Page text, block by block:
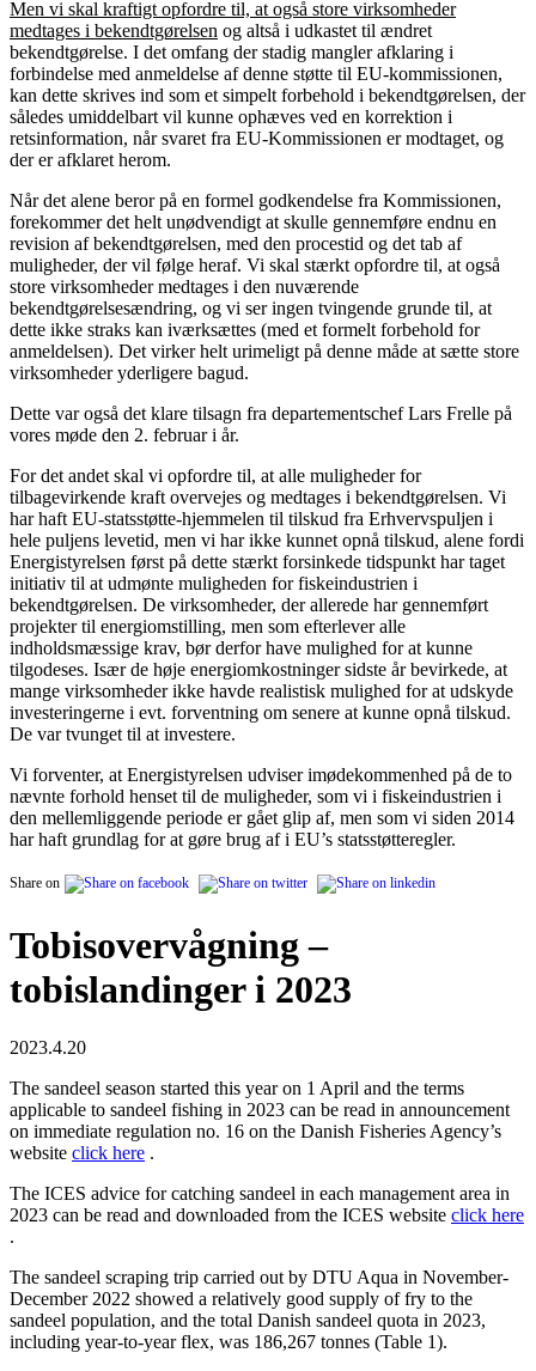
Men vi skal kraftigt opfordre til, at også store virksomheder
medtages i bekendtgørelsen og altså i udkastet til ændret
bekendtgørelse. I det omfang der stadig mangler afklaring i
forbindelse med anmeldelse af denne støtte til EU-kommissionen,
kan dette skrives ind som et simpelt forbehold i bekendtgørelsen, der
således umiddelbart vil kunne ophæves ved en korrektion i
retsinformation, når svaret fra EU-Kommissionen er modtaget, og
der er afklaret herom.
Når det alene beror på en formel godkendelse fra Kommissionen,
forekommer det helt unødvendigt at skulle gennemføre endnu en
revision af bekendtgørelsen, med den procestid og det tab af
muligheder, der vil følge heraf. Vi skal stærkt opfordre til, at også
store virksomheder medtages i den nuværende
bekendtgørelsesændring, og vi ser ingen tvingende grunde til, at
dette ikke straks kan iværksættes (med et formelt forbehold for
anmeldelsen). Det virker helt urimeligt på denne måde at sætte store
virksomheder yderligere bagud.
Dette var også det klare tilsagn fra departementschef Lars Frelle på
vores møde den 2. februar i år.
For det andet skal vi opfordre til, at alle muligheder for
tilbagevirkende kraft overvejes og medtages i bekendtgørelsen. Vi
har haft EU-statsstøtte-hjemmelen til tilskud fra Erhvervspuljen i
hele puljens levetid, men vi har ikke kunnet opnå tilskud, alene fordi
Energistyrelsen først på dette stærkt forsinkede tidspunkt har taget
initiativ til at udmønte muligheden for fiskeindustrien i
bekendtgørelsen. De virksomheder, der allerede har gennemført
projekter til energiomstilling, men som efterlever alle
indholdsmæssige krav, bør derfor have mulighed for at kunne
tilgodeses. Især de høje energiomkostninger sidste år bevirkede, at
mange virksomheder ikke havde realistisk mulighed for at udskyde
investeringerne i evt. forventning om senere at kunne opnå tilskud.
De var tvunget til at investere.
Vi forventer, at Energistyrelsen udviser imødekommenhed på de to
nævnte forhold henset til de muligheder, som vi i fiskeindustrien i
den mellemliggende periode er gået glip af, men som vi siden 2014
har haft grundlag for at gøre brug af i EU’s statsstøtteregler.
Share on
Tobisovervågning –
tobislandinger i 2023
2023.4.20
The sandeel season started this year on 1 April and the terms
applicable to sandeel fishing in 2023 can be read in announcement
on immediate regulation no. 16 on the Danish Fisheries Agency’s
website click here .
The ICES advice for catching sandeel in each management area in
2023 can be read and downloaded from the ICES website click here
.
The sandeel scraping trip carried out by DTU Aqua in November-
December 2022 showed a relatively good supply of fry to the
sandeel population, and the total Danish sandeel quota in 2023,
including year-to-year flex, was 186,267 tonnes (Table 1).